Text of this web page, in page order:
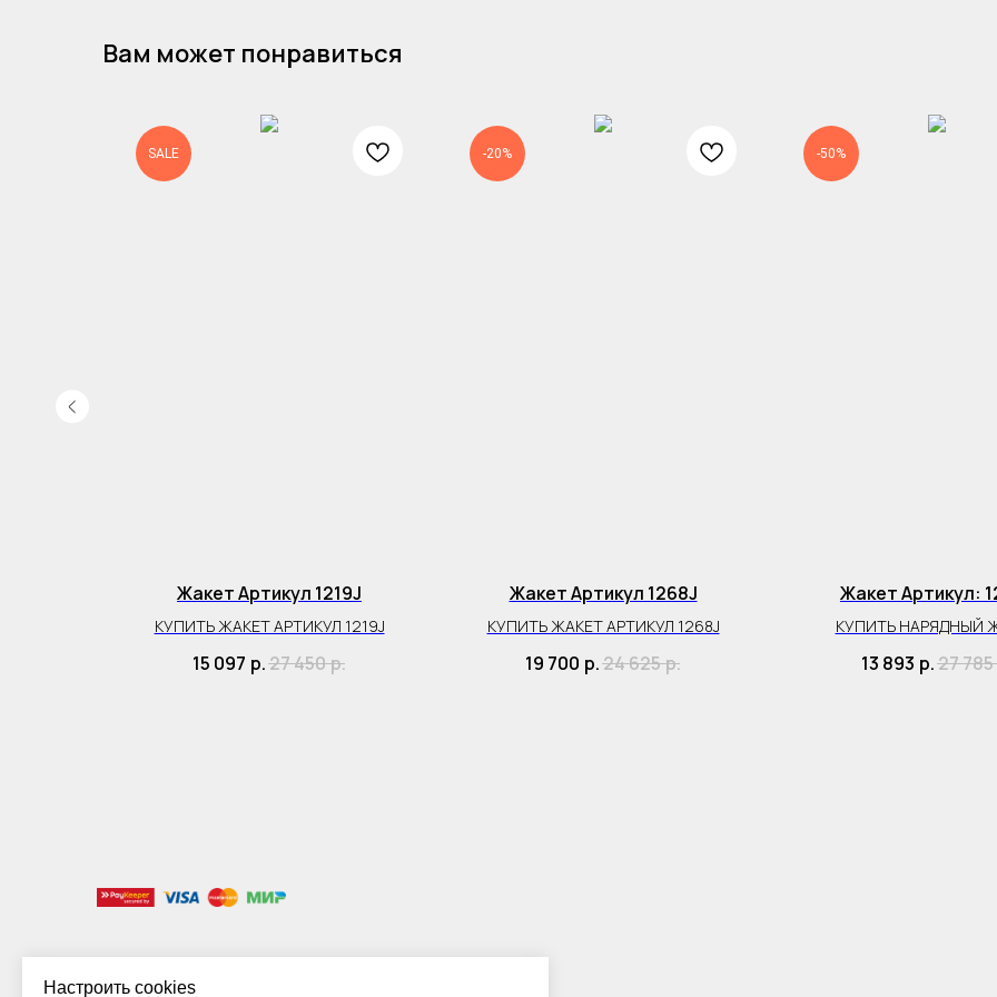
Настроить cookies
Вам может понравиться
SALE
Жакет Артикул 1219J
КУПИТЬ ЖАКЕТ АРТИКУЛ 1219J
15 097 р.27 450р.
-20%
Жакет Артикул 1268J
КУПИТЬ ЖАКЕТ АРТИКУЛ 1268J
19 700 р.24 625р.
-50%
Жакет Артикул:
КУПИТЬ НАРЯДНЫЙ
13 893 р.27 785